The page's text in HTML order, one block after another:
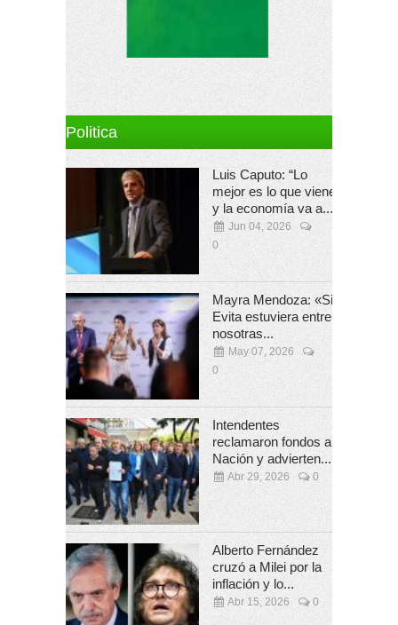
Politica
Luis Caputo: “Lo
mejor es lo que viene
y la economía va a...
Jun 04, 2026
0
Mayra Mendoza: «Si
Evita estuviera entre
nosotras...
May 07, 2026
0
Intendentes
reclamaron fondos a
Nación y advierten...
Abr 29, 2026 0
Alberto Fernández
cruzó a Milei por la
inflación y lo...
Abr 15, 2026 0